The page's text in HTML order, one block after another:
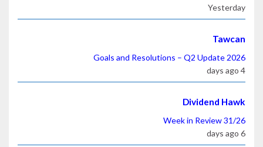
Yesterday
Tawcan
2026 Goals and Resolutions – Q2 Update
4 days ago
Dividend Hawk
Week in Review 31/26
6 days ago